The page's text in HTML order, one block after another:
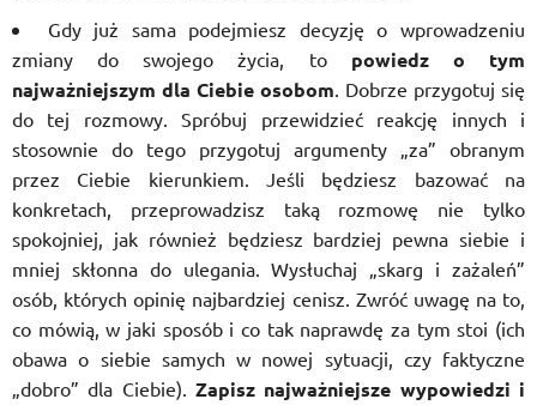
Gdy już sama podejmiesz decyzję o wprowadzeniu
zmiany do swojego życia, to powiedz o tym
najważniejszym dla Ciebie osobom. Dobrze przygotuj się
do tej rozmowy. Spróbuj przewidzieć reakcję innych i
stosownie do tego przygotuj argumenty „za” obranym
przez Ciebie kierunkiem. Jeśli będziesz bazować na
konkretach, przeprowadzisz taką rozmowę nie tylko
spokojniej, jak również będziesz bardziej pewna siebie i
mniej skłonna do ulegania. Wysłuchaj „skarg i zażaleń”
osób, których opinię najbardziej cenisz. Zwróć uwagę na to,
co mówią, w jaki sposób i co tak naprawdę za tym stoi (ich
obawa o siebie samych w nowej sytuacji, czy faktyczne
„dobro” dla Ciebie). Zapisz najważniejsze wypowiedzi i